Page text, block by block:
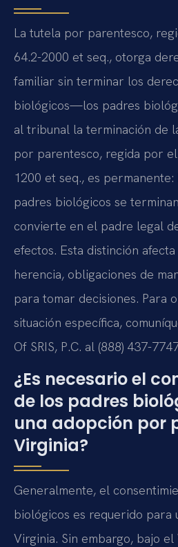
La tutela por parentesco,
64.2-2000 et seq., otorga
familiar sin terminar los
biológicos—los padres
al tribunal la terminación de
por parentesco, regida por
1200 et seq., es
padres biológicos se
convierte en el padre legal
efectos. Esta distinción
herencia, obligaciones de
para tomar decisiones. Para
situación específica,
Of SRIS, P.C. al (888) 437-
¿Es necesario el
de los padres
una adopción por
Virginia?
Generalmente, el
biológicos es requerido para
Virginia. Sin embargo, bajo el